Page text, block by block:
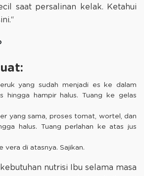
saat persalinan kelak. Ketahui
yang sudah menjadi es ke dalam
hingga hampir halus. Tuang ke gelas
yang sama, proses tomat, wortel, dan
halus. Tuang perlahan ke atas jus
vera di atasnya. Sajikan.
nutrisi Ibu selama masa